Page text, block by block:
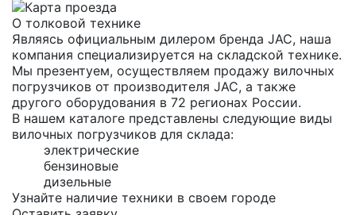
О толковой технике
Являясь официальным дилером бренда JAC, наша
компания специализируется на складской технике.
Мы презентуем, осуществляем продажу вилочных
погрузчиков от производителя JAC, а также
другого оборудования в 72 регионах России.
В нашем каталоге представлены следующие виды
вилочных погрузчиков для склада:
электрические
бензиновые
дизельные
Узнайте наличие техники в своем городе